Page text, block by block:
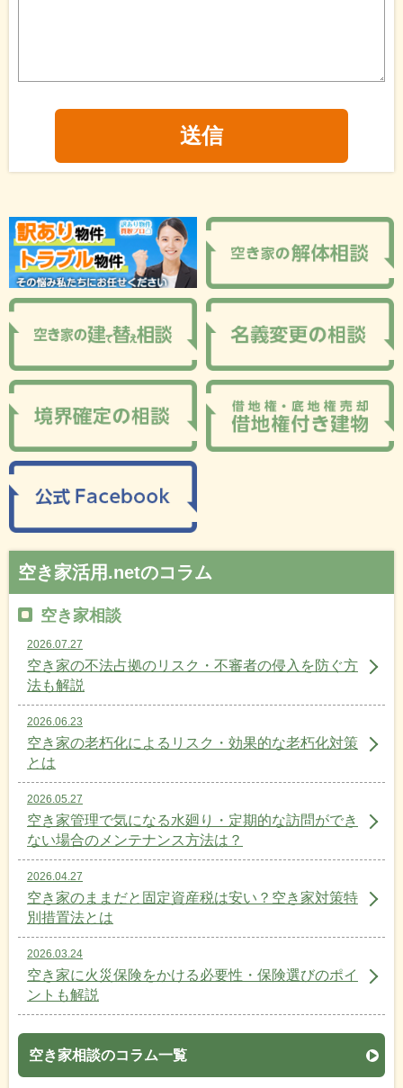
送信
空き家活用.netのコラム
空き家相談
2026.07.27
空き家の不法占拠のリスク・不審者の侵入を防ぐ方
法も解説
2026.06.23
空き家の老朽化によるリスク・効果的な老朽化対策
とは
2026.05.27
空き家管理で気になる水廻り・定期的な訪問ができ
ない場合のメンテナンス方法は？
2026.04.27
空き家のままだと固定資産税は安い？空き家対策特
別措置法とは
2026.03.24
空き家に火災保険をかける必要性・保険選びのポイ
ントも解説
空き家相談のコラム一覧